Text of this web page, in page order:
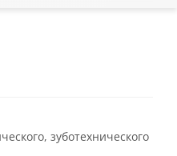
зуботехнического